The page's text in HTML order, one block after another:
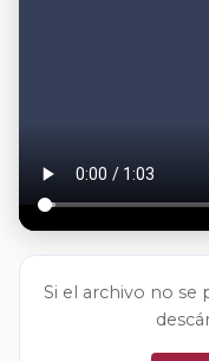
Si el archivo no se